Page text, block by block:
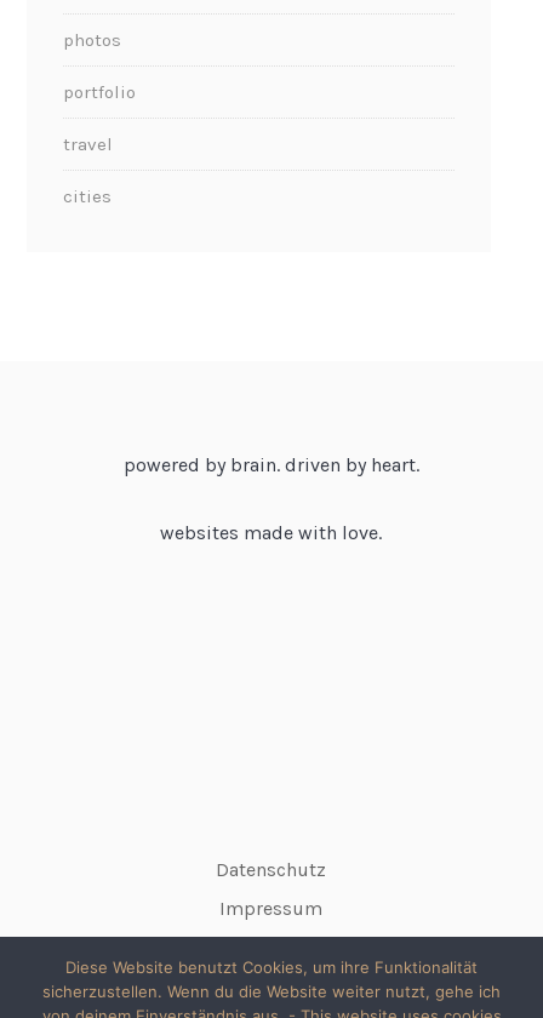
photos
portfolio
travel
cities
powered by brain. driven by heart.
websites made with love.
Datenschutz
Impressum
Diese Website benutzt Cookies, um ihre Funktionalität
sicherzustellen. Wenn du die Website weiter nutzt, gehe ich